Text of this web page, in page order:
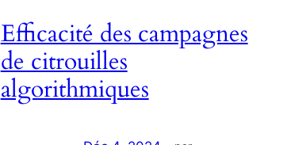
Efficacité des campagnes
de citrouilles
algorithmiques